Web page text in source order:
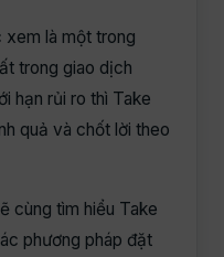
xem là một trong
trong giao dịch
hạn rủi ro thì Take
quả và chốt lời theo
cùng tìm hiểu Take
phương pháp đặt